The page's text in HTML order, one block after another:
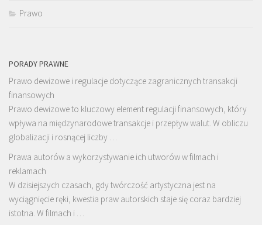
Prawo
PORADY PRAWNE
Prawo dewizowe i regulacje dotyczące zagranicznych transakcji
finansowych
Prawo dewizowe to kluczowy element regulacji finansowych, który
wpływa na międzynarodowe transakcje i przepływ walut. W obliczu
globalizacji i rosnącej liczby …
Prawa autorów a wykorzystywanie ich utworów w filmach i
reklamach
W dzisiejszych czasach, gdy twórczość artystyczna jest na
wyciągnięcie ręki, kwestia praw autorskich staje się coraz bardziej
istotna. W filmach i …